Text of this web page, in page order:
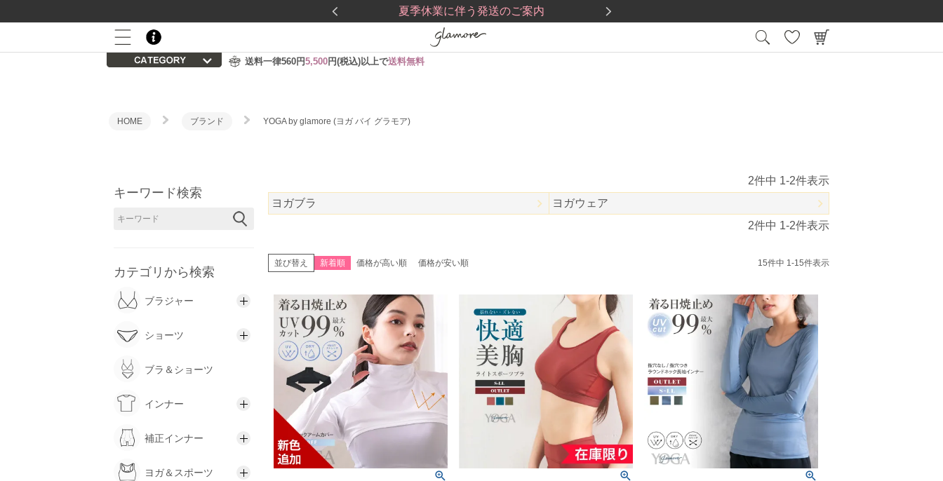
夏季休業に伴う発送のご案内
送料一律560円5,500円(税込)以上で送料無料
HOME ブランド YOGA by glamore (ヨガ バイ グラモア)
キーワード検索
カテゴリから検索
ブラジャー
ショーツ
ブラ＆ショーツ
インナー
補正インナー
ヨガ＆スポーツ
2件中 1-2件表示
ヨガブラ
ヨガウェア
2件中 1-2件表示
並び替え 新着順 価格が高い順 価格が安い順 15件中 1-15件表示